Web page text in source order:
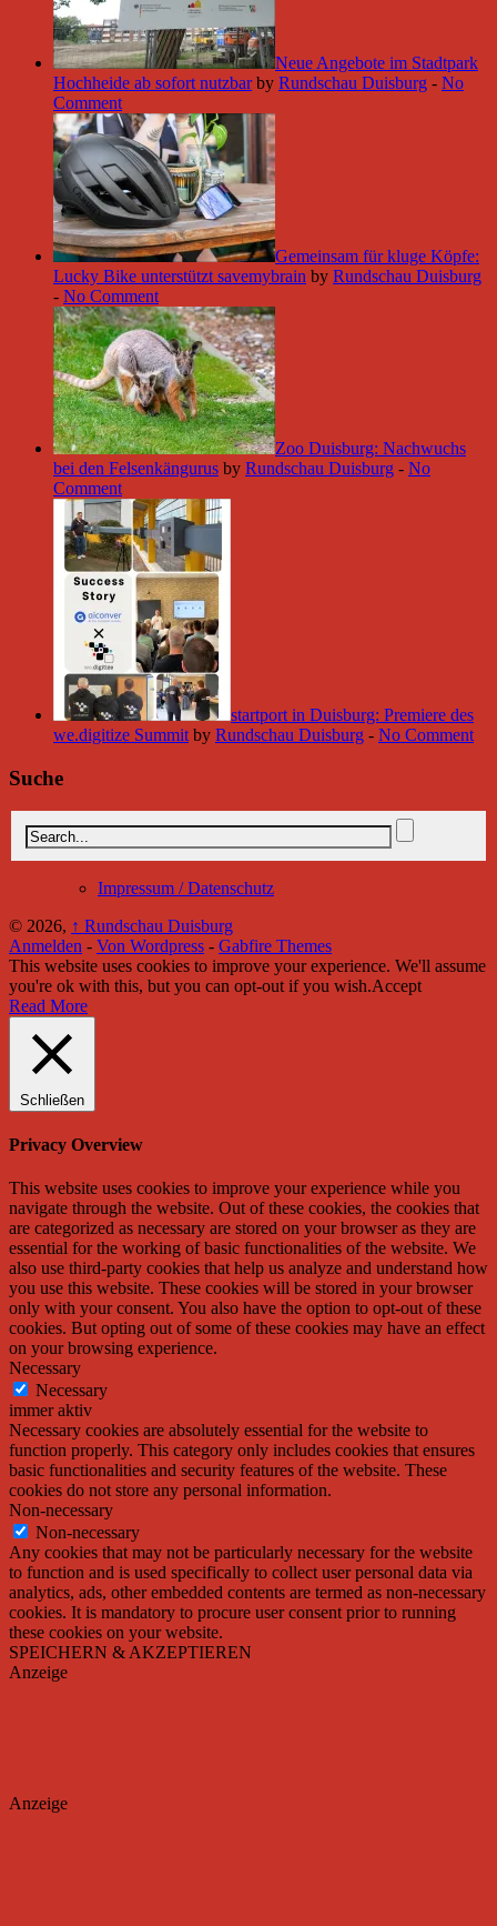
Neue Angebote im Stadtpark
Hochheide ab sofort nutzbar by Rundschau Duisburg - No
Comment
Gemeinsam für kluge Köpfe:
Lucky Bike unterstützt savemybrain by Rundschau Duisburg
- No Comment
Zoo Duisburg: Nachwuchs
bei den Felsenkängurus by Rundschau Duisburg - No
Comment
startport in Duisburg: Premiere des
we.digitize Summit by Rundschau Duisburg - No Comment
Suche
Impressum / Datenschutz
© 2026, ↑ Rundschau Duisburg
Anmelden - Von Wordpress - Gabfire Themes
This website uses cookies to improve your experience. We'll assume
you're ok with this, but you can opt-out if you wish.Accept
Read More
Schließen
Privacy Overview
This website uses cookies to improve your experience while you
navigate through the website. Out of these cookies, the cookies that
are categorized as necessary are stored on your browser as they are
essential for the working of basic functionalities of the website. We
also use third-party cookies that help us analyze and understand how
you use this website. These cookies will be stored in your browser
only with your consent. You also have the option to opt-out of these
cookies. But opting out of some of these cookies may have an effect
on your browsing experience.
Necessary
Necessary
immer aktiv
Necessary cookies are absolutely essential for the website to
function properly. This category only includes cookies that ensures
basic functionalities and security features of the website. These
cookies do not store any personal information.
Non-necessary
Non-necessary
Any cookies that may not be particularly necessary for the website
to function and is used specifically to collect user personal data via
analytics, ads, other embedded contents are termed as non-necessary
cookies. It is mandatory to procure user consent prior to running
these cookies on your website.
SPEICHERN & AKZEPTIEREN
Anzeige
Anzeige